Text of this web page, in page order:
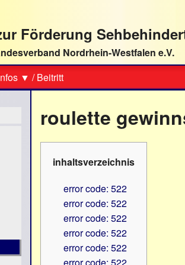
Förderung
Nordrhein-Westfalen e.V.
▼ /Beitritt
roulette
inhaltsverzeichnis
error code: 522
error code: 522
error code: 522
error code: 522
error code: 522